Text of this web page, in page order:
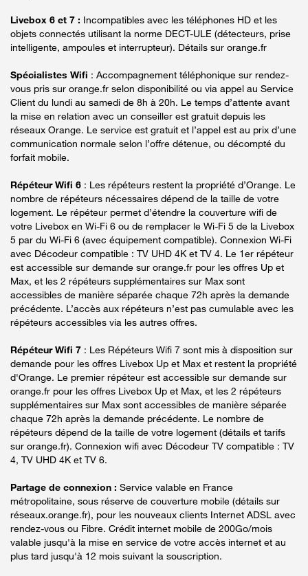
Livebox 6 et 7 : Incompatibles avec les téléphones HD et les
objets connectés utilisant la norme DECT-ULE (détecteurs, prise
intelligente, ampoules et interrupteur). Détails sur orange.fr
Spécialistes Wifi : Accompagnement téléphonique sur rendez-
vous pris sur orange.fr selon disponibilité ou via appel au Service
Client du lundi au samedi de 8h à 20h. Le temps d’attente avant
la mise en relation avec un conseiller est gratuit depuis les
réseaux Orange. Le service est gratuit et l’appel est au prix d’une
communication normale selon l’offre détenue, ou décompté du
forfait mobile.
Répéteur Wifi 6 : Les répéteurs restent la propriété d’Orange. Le
nombre de répéteurs nécessaires dépend de la taille de votre
logement. Le répéteur permet d’étendre la couverture wifi de
votre Livebox en Wi-Fi 6 ou de remplacer le Wi-Fi 5 de la Livebox
5 par du Wi-Fi 6 (avec équipement compatible). Connexion Wi-Fi
avec Décodeur compatible : TV UHD 4K et TV 4. Le 1er répéteur
est accessible sur demande sur orange.fr pour les offres Up et
Max, et les 2 répéteurs supplémentaires sur Max sont
accessibles de manière séparée chaque 72h après la demande
précédente. L’accès aux répéteurs n’est pas cumulable avec les
répéteurs accessibles via les autres offres.
Répéteur Wifi 7 : Les Répéteurs Wifi 7 sont mis à disposition sur
demande pour les offres Livebox Up et Max et restent la propriété
d'Orange. Le premier répéteur est accessible sur demande sur
orange.fr pour les offres Livebox Up et Max, et les 2 répéteurs
supplémentaires sur Max sont accessibles de manière séparée
chaque 72h après la demande précédente. Le nombre de
répéteurs dépend de la taille de votre logement (détails et tarifs
sur orange.fr). Connexion wifi avec Décodeur TV compatible : TV
4, TV UHD 4K et TV 6.
Partage de connexion : Service valable en France
métropolitaine, sous réserve de couverture mobile (détails sur
réseaux.orange.fr), pour les nouveaux clients Internet ADSL avec
rendez-vous ou Fibre. Crédit internet mobile de 200Go/mois
valable jusqu'à la mise en service de votre accès internet et au
plus tard jusqu'à 12 mois suivant la souscription.